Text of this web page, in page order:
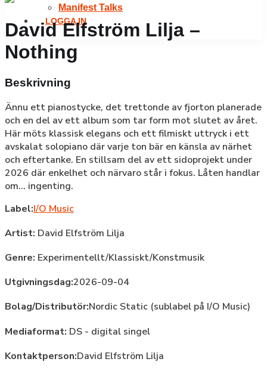
Manifest Talks
LOGGA IN
David Elfström Lilja –
Nothing
Beskrivning
Ännu ett pianostycke, det trettonde av fjorton planerade
och en del av ett album som tar form mot slutet av året.
Här möts klassisk elegans och ett filmiskt uttryck i ett
avskalat solopiano där varje ton bär en känsla av närhet
och eftertanke. En stillsam del av ett sidoprojekt under
2026 där enkelhet och närvaro står i fokus. Låten handlar
om... ingenting.
Label:I/O Music
Artist: David Elfström Lilja
Genre: Experimentellt/Klassiskt/Konstmusik
Utgivningsdag:2026-09-04
Bolag/Distributör:Nordic Static (sublabel på I/O Music)
Mediaformat: DS - digital singel
Kontaktperson:David Elfström Lilja